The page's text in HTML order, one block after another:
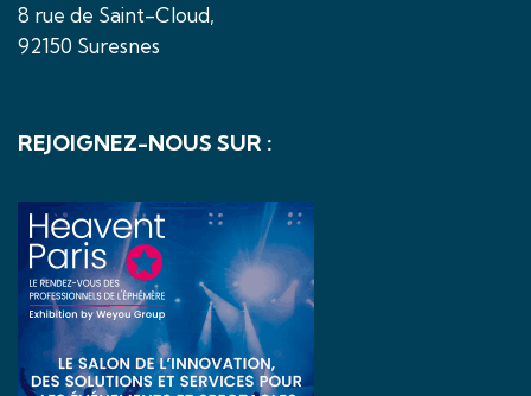
8 rue de Saint-Cloud,
92150 Suresnes
REJOIGNEZ-NOUS SUR :